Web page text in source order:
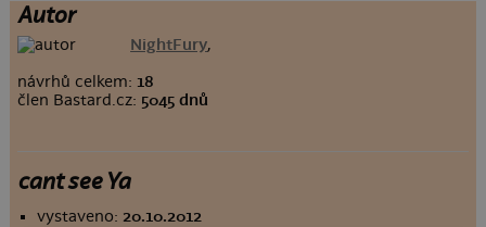
Autor
NightFury,
návrhů celkem: 18
člen Bastard.cz: 5045 dnů
cant see Ya
vystaveno:20.10.2012